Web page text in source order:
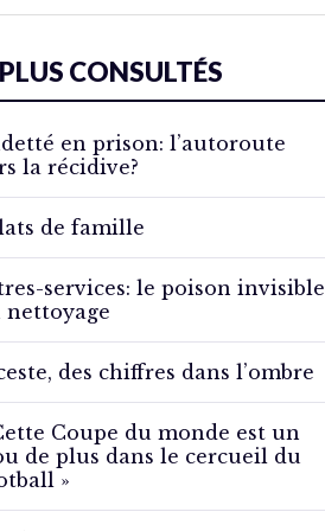
CONSULTÉS
en prison: l’autoroute
la récidive?
de famille
services: le poison invisible
nettoyage
des chiffres dans l’ombre
Coupe du monde est un
de plus dans le cercueil du
»